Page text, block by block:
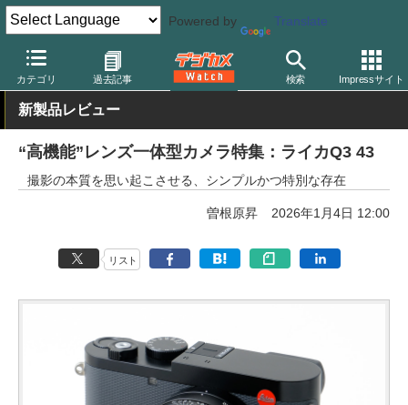
Powered by Translate
カテゴリ 過去記事 検索 Impressサイト
デジカメ Watch カメラ レンズ一体型（コンパクト）カメラ ラ
新製品レビュー
“高機能”レンズ一体型カメラ特集：ライカQ3 43
撮影の本質を思い起こさせる、シンプルかつ特別な存在
曽根原昇 2026年1月4日 12:00
リスト